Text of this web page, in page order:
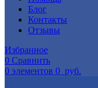
Блог
Контакты
Отзывы
Избранное
0 Сравнить
0 элементов 0 руб.